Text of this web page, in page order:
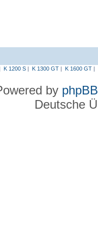
K 1200 S| K 1300 GT| K 1600 GT|
by phpBB
Deutsche